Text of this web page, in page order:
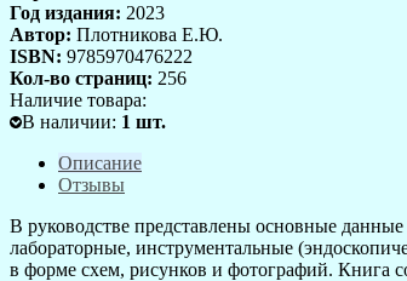
Год издания: 2023
Автор: Плотникова Е.Ю.
ISBN: 9785970476222
Кол-во страниц: 256
Наличие товара:
В наличии: 1 шт.
Описание
Отзывы
В руководстве представлены основные
лабораторные, инструментальные
в форме схем, рисунков и фотографий. Книга